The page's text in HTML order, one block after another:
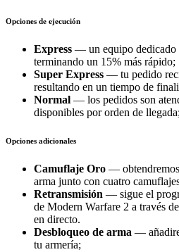
Opciones de ejecución
Express — un equipo dedicado
terminando un 15% más rápido;
Super Express — tu pedido
resultando en un tiempo de
Normal — los pedidos son
disponibles por orden de llegada;
Opciones adicionales
Camuflaje Oro —
arma junto con cuatro
Retransmisión — sigue el
de Modern Warfare 2 a través
en directo.
Desbloqueo de arma —
tu armería;